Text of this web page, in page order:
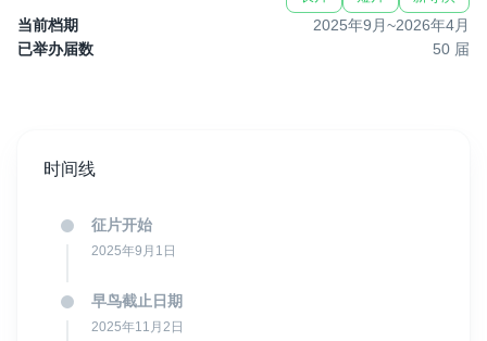
的创作。还运营着“HAF 电影培训计划（Film Lab）”、“HAF 迈进戛
纳”、“HKIFF Collection 海外发行”等项目，长期为亚洲及华语电影
提供全产业链的支持。
当前档期 2025年9月~2026年4月
已举办届数
50 届
时间线
征片开始
2025年9月1日
早鸟截止日期
2025年11月2日